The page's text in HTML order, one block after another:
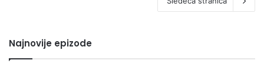
Najnovije epizode